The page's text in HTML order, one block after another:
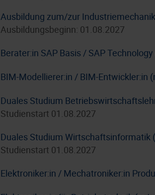
Ausbildung zum/zur
Ausbildungsbeginn: 01.08.2027
Berater:in SAP Basis / SAP
BIM-Modellierer:in / BIM-Entwickler:in
Duales Studium
Studienstart 01.08.2027
Duales Studium Wirtschaftsinformatik
Studienstart 01.08.2027
Elektroniker:in / Mechatroniker:in